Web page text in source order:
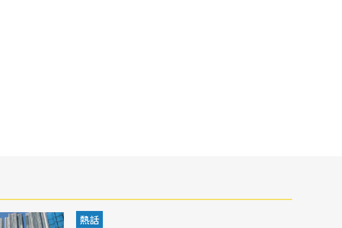
熱話